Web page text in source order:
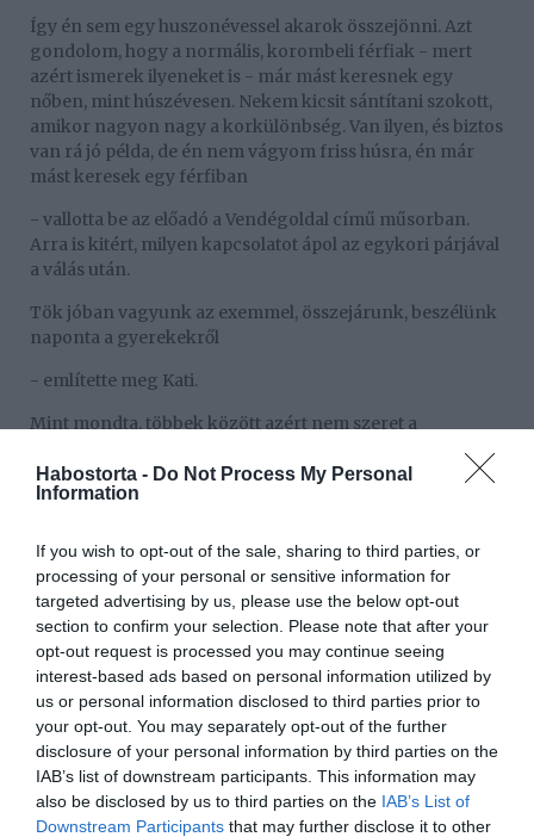
Habostorta - Do Not Process My Personal
Information
If you wish to opt-out of the sale, sharing to third parties, or
processing of your personal or sensitive information for
targeted advertising by us, please use the below opt-out
section to confirm your selection. Please note that after your
opt-out request is processed you may continue seeing
interest-based ads based on personal information utilized by
us or personal information disclosed to third parties prior to
your opt-out. You may separately opt-out of the further
disclosure of your personal information by third parties on the
IAB’s list of downstream participants. This information may
also be disclosed by us to third parties on the IAB’s List of
Downstream Participants that may further disclose it to other
Így én sem egy huszonévessel akarok összejönni. Azt
gondolom, hogy a normális, korombeli férfiak - mert
azért ismerek ilyeneket is - már mást keresnek egy
nőben, mint húszévesen. Nekem kicsit sántítani szokott,
amikor nagyon nagy a korkülönbség. Van ilyen, és biztos
van rá jó példa, de én nem vágyom friss húsra, én már
mást keresek egy férfiban
- vallotta be az előadó a Vendégoldal című műsorban.
Arra is kitért, milyen kapcsolatot ápol az egykori párjával
a válás után.
Tök jóban vagyunk az exemmel, összejárunk, beszélünk
naponta a gyerekekről
- említette meg Kati.
Mint mondta, többek között azért nem szeret a
magánéletéről beszélni, mert a válása után újra rátalált a
szerelem, azonban egy ismerőse elmesélte a románcot,
és a nyilvánosság is megtudta, amit el akart kerülni. A
követett, de a reményt továbbra sem adta fel, hogy rá is
vár a nagy Ő. Az édesanya próbál egyensúlyozni a
magánélet és a karrier között, de rájött, hogy lehetetlen,
mindig mindent tökéletesen csinálnia.
"Én már elengedtem, hogy mindennek tökéletesnek kell
lennie, elég, ha a törekvés százszázalékos. A legtöbb
kérdőjel vagy bűntudat bennem az anyaságommal van.
Mindig azt szoktam mondani, hogy énekesnőnek lenni
ezerszer könnyebb, mint az anyaságot jól csinálni.
Közben annyira tök jó fej lett a két gyerek, ami nem
gondolom, hogy az én egyedüli érdemem, sőt!" - zárta